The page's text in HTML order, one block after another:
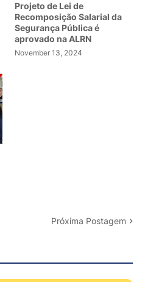
Projeto de Lei de
Recomposição Salarial da
Segurança Pública é
aprovado na ALRN
November 13, 2024
Próxima Postagem